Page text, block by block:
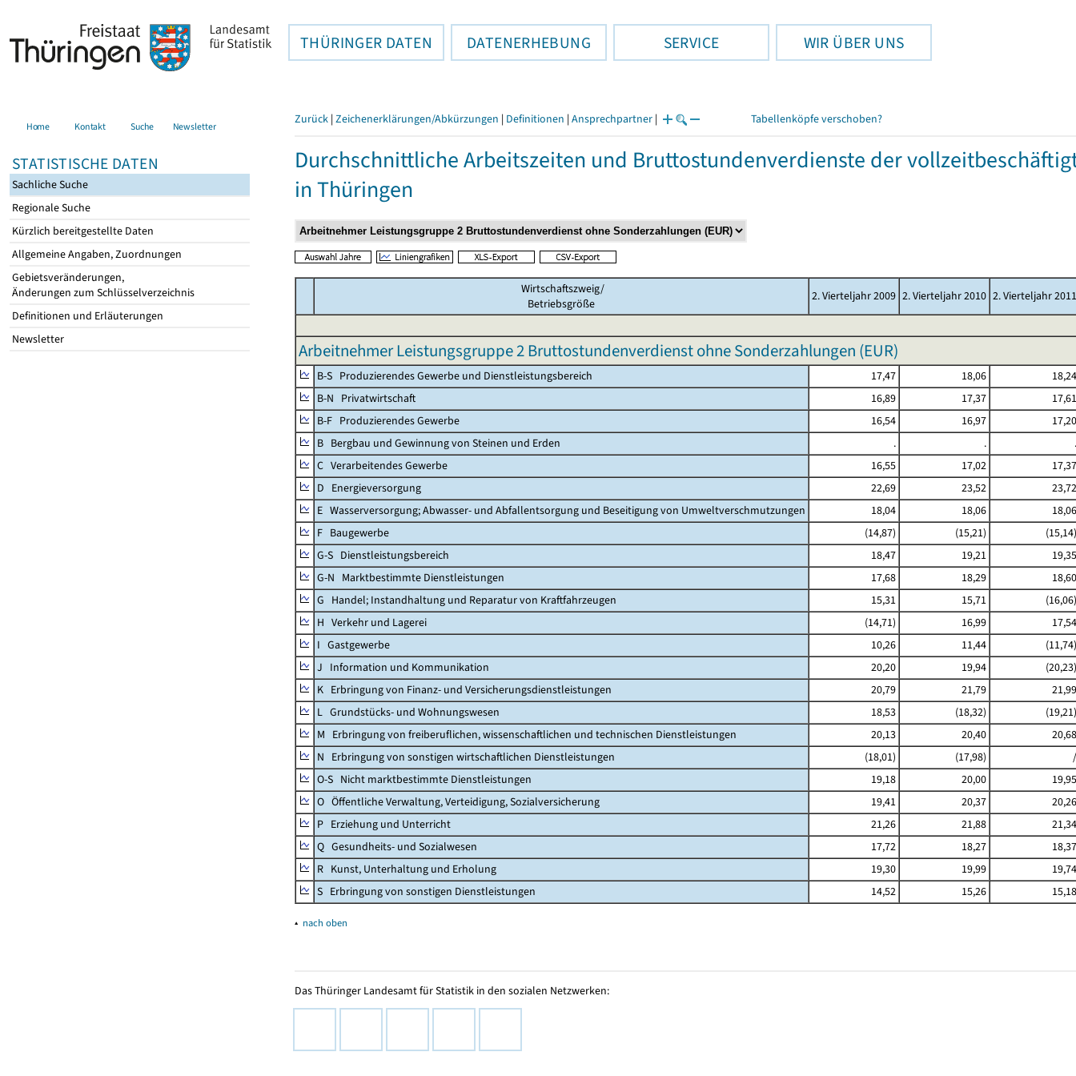
THÜRINGER DATEN DATENERHEBUNG SERVICE WIR ÜBER UNS
Home Kontakt Suche Newsletter
STATISTISCHE DATEN
Sachliche Suche
Regionale Suche
Kürzlich bereitgestellte Daten
Allgemeine Angaben, Zuordnungen
Gebietsveränderungen,
Änderungen zum Schlüsselverzeichnis
Definitionen und Erläuterungen
Newsletter
Zurück | Zeichenerklärungen/Abkürzungen | Definitionen | Ansprechpartner | Tabellenköpfe verschoben?
Durchschnittliche Arbeitszeiten und Bruttostundenverdienste der
in Thüringen
Wirtschaftszweig/
Betriebsgröße
2. Vierteljahr 2009 2. Vierteljahr 2010 2. Vierteljahr 2011
Arbeitnehmer Leistungsgruppe 2 Bruttostundenverdienst ohne Sonderzahlungen (EUR)
B-S Produzierendes Gewerbe und Dienstleistungsbereich 17,47 18,06
18,24
B-N Privatwirtschaft
16,89 17,37
17,61
B-F Produzierendes Gewerbe
16,54 16,97
17,20
B Bergbau und Gewinnung von Steinen und Erden
. .
.
C Verarbeitendes Gewerbe
16,55 17,02
17,37
D Energieversorgung
22,69 23,52
23,72
E Wasserversorgung; Abwasser- und Abfallentsorgung und Beseitigung von Umweltverschmutzungen
18,04 18,06
18,06
F Baugewerbe
(14,87) (15,21)
(15,14)
G-S Dienstleistungsbereich
18,47 19,21
19,35
G-N Marktbestimmte Dienstleistungen
17,68 18,29
18,60
G Handel; Instandhaltung und Reparatur von Kraftfahrzeugen
15,31 15,71
(16,06)
H Verkehr und Lagerei
(14,71) 16,99
17,54
I Gastgewerbe
10,26 11,44
(11,74)
J Information und Kommunikation
20,20 19,94
(20,23)
K Erbringung von Finanz- und Versicherungsdienstleistungen
20,79 21,79
21,99
L Grundstücks- und Wohnungswesen
18,53 (18,32)
(19,21)
M Erbringung von freiberuflichen, wissenschaftlichen und technischen Dienstleistungen
20,13 20,40
20,68
N Erbringung von sonstigen wirtschaftlichen Dienstleistungen
(18,01) (17,98)
/
O-S Nicht marktbestimmte Dienstleistungen
19,18 20,00
19,95
O Öffentliche Verwaltung, Verteidigung, Sozialversicherung
19,41 20,37
20,26
P Erziehung und Unterricht
21,26 21,88
21,34
Q Gesundheits- und Sozialwesen
17,72 18,27
18,37
R Kunst, Unterhaltung und Erholung
19,30 19,99
19,74
S Erbringung von sonstigen Dienstleistungen
14,52 15,26 15,18
▴ nach oben
Das Thüringer Landesamt für Statistik in den sozialen Netzwerken: